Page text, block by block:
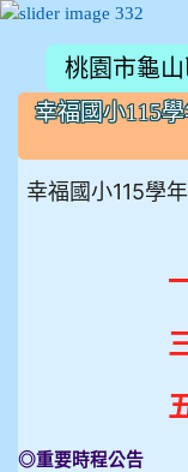
桃園市龜
:::
幸福國小115
幸福國小115學
◎重要時程公告